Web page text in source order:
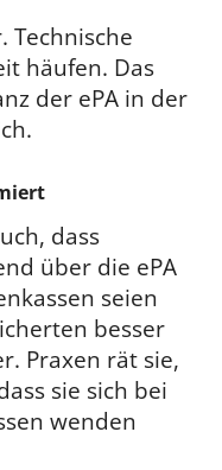
häufen. Das
der ePA in der
dass
über die ePA
seien
besser
Praxen rät sie,
sie sich bei
wenden